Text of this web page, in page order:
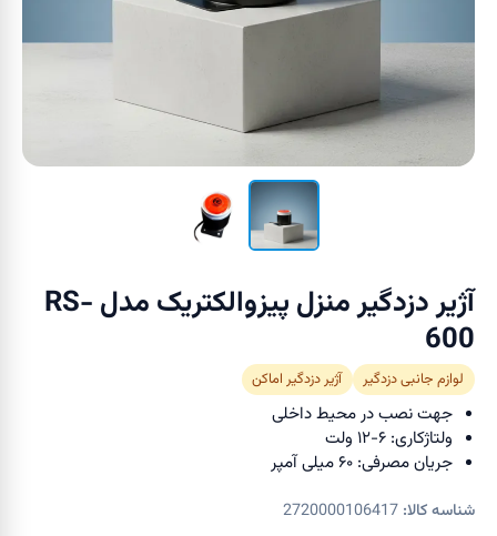
آژیر دزدگیر منزل پیزوالکتریک مدل RS-
600
لوازم جانبی دزدگیر آژیر دزدگیر اماکن
جهت نصب در محیط داخلی
ولتاژکاری: ۶-۱۲ ولت
جریان مصرفی: ۶۰ میلی آمپر
شناسه کالا: 2720000106417